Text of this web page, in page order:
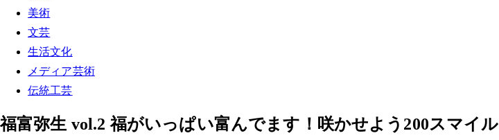
美術
文芸
生活文化
メディア芸術
伝統工芸
福富弥生 vol.2 福がいっぱい富んでます！咲かせよう200スマイル